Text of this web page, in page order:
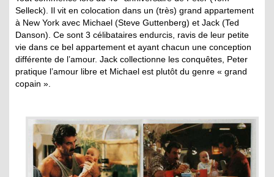
Selleck). Il vit en colocation dans un (très) grand appartement
à New York avec Michael (Steve Guttenberg) et Jack (Ted
Danson). Ce sont 3 célibataires endurcis, ravis de leur petite
vie dans ce bel appartement et ayant chacun une conception
différente de l’amour. Jack collectionne les conquêtes, Peter
pratique l’amour libre et Michael est plutôt du genre « grand
copain ».